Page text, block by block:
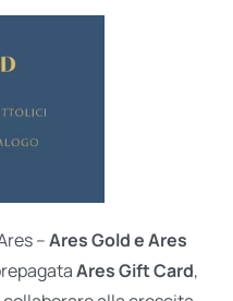
–Ares Gold e Ares
Ares Gift Card,